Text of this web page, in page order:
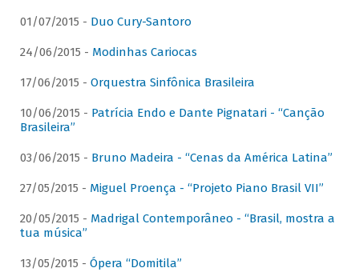
01/07/2015 - Duo Cury-Santoro
24/06/2015 - Modinhas Cariocas
17/06/2015 - Orquestra Sinfônica Brasileira
10/06/2015 - Patrícia Endo e Dante Pignatari - “Canção
Brasileira”
03/06/2015 - Bruno Madeira - “Cenas da América Latina”
27/05/2015 - Miguel Proença - “Projeto Piano Brasil VII”
20/05/2015 - Madrigal Contemporâneo - “Brasil, mostra a
tua música”
13/05/2015 - Ópera “Domitila”